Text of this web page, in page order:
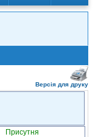
Версія для друку
Присутня